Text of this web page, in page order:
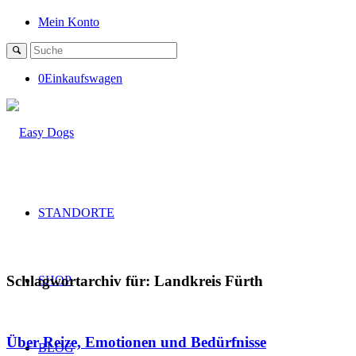
Mein Konto
0Einkaufswagen
STANDORTE
SHOP
BLOG
Schlagwortarchiv für: Landkreis Fürth
Über Reize, Emotionen und Bedürfnisse